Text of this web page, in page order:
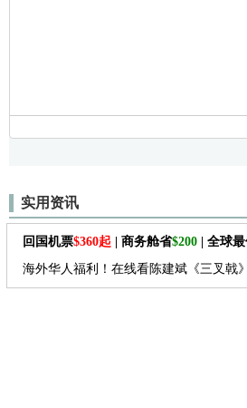
实用资讯
回国机票$360起 | 商务舱省$200 | 全球
海外华人福利！在线看陈建斌《三叉戟